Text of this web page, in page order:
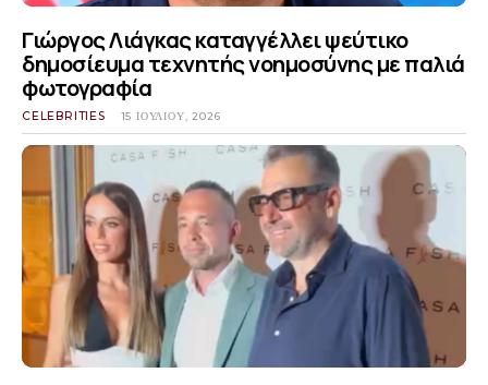
Γιώργος Λιάγκας καταγγέλλει ψεύτικο
δημοσίευμα τεχνητής νοημοσύνης με παλιά
φωτογραφία
CELEBRITIES 15 ΙΟΥΛΊΟΥ, 2026